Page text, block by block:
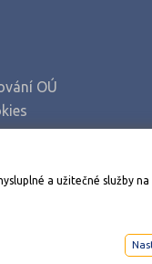
OÚ
Stáhněte
AMOS
a užitečné služby